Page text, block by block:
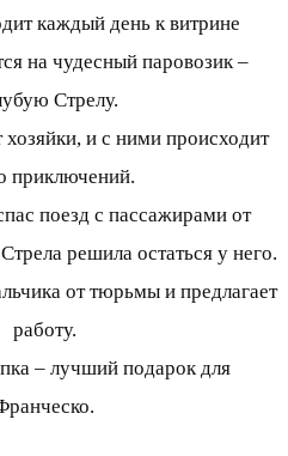
каждый день к витрине
на чудесный паровозик –
Стрелу.
и с ними происходит
приключений.
поезд с пассажирами от
решила остаться у него.
от тюрьмы и предлагает
работу.
– лучший подарок для